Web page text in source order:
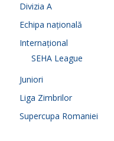
Divizia A
Echipa națională
Internațional
SEHA League
Juniori
Liga Zimbrilor
Supercupa Romaniei